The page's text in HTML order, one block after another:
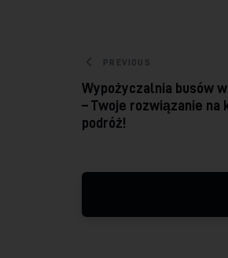
Nawigacja
PREVIOUS
Wypożyczalnia busów
– Twoje rozwiązanie na
podróż!